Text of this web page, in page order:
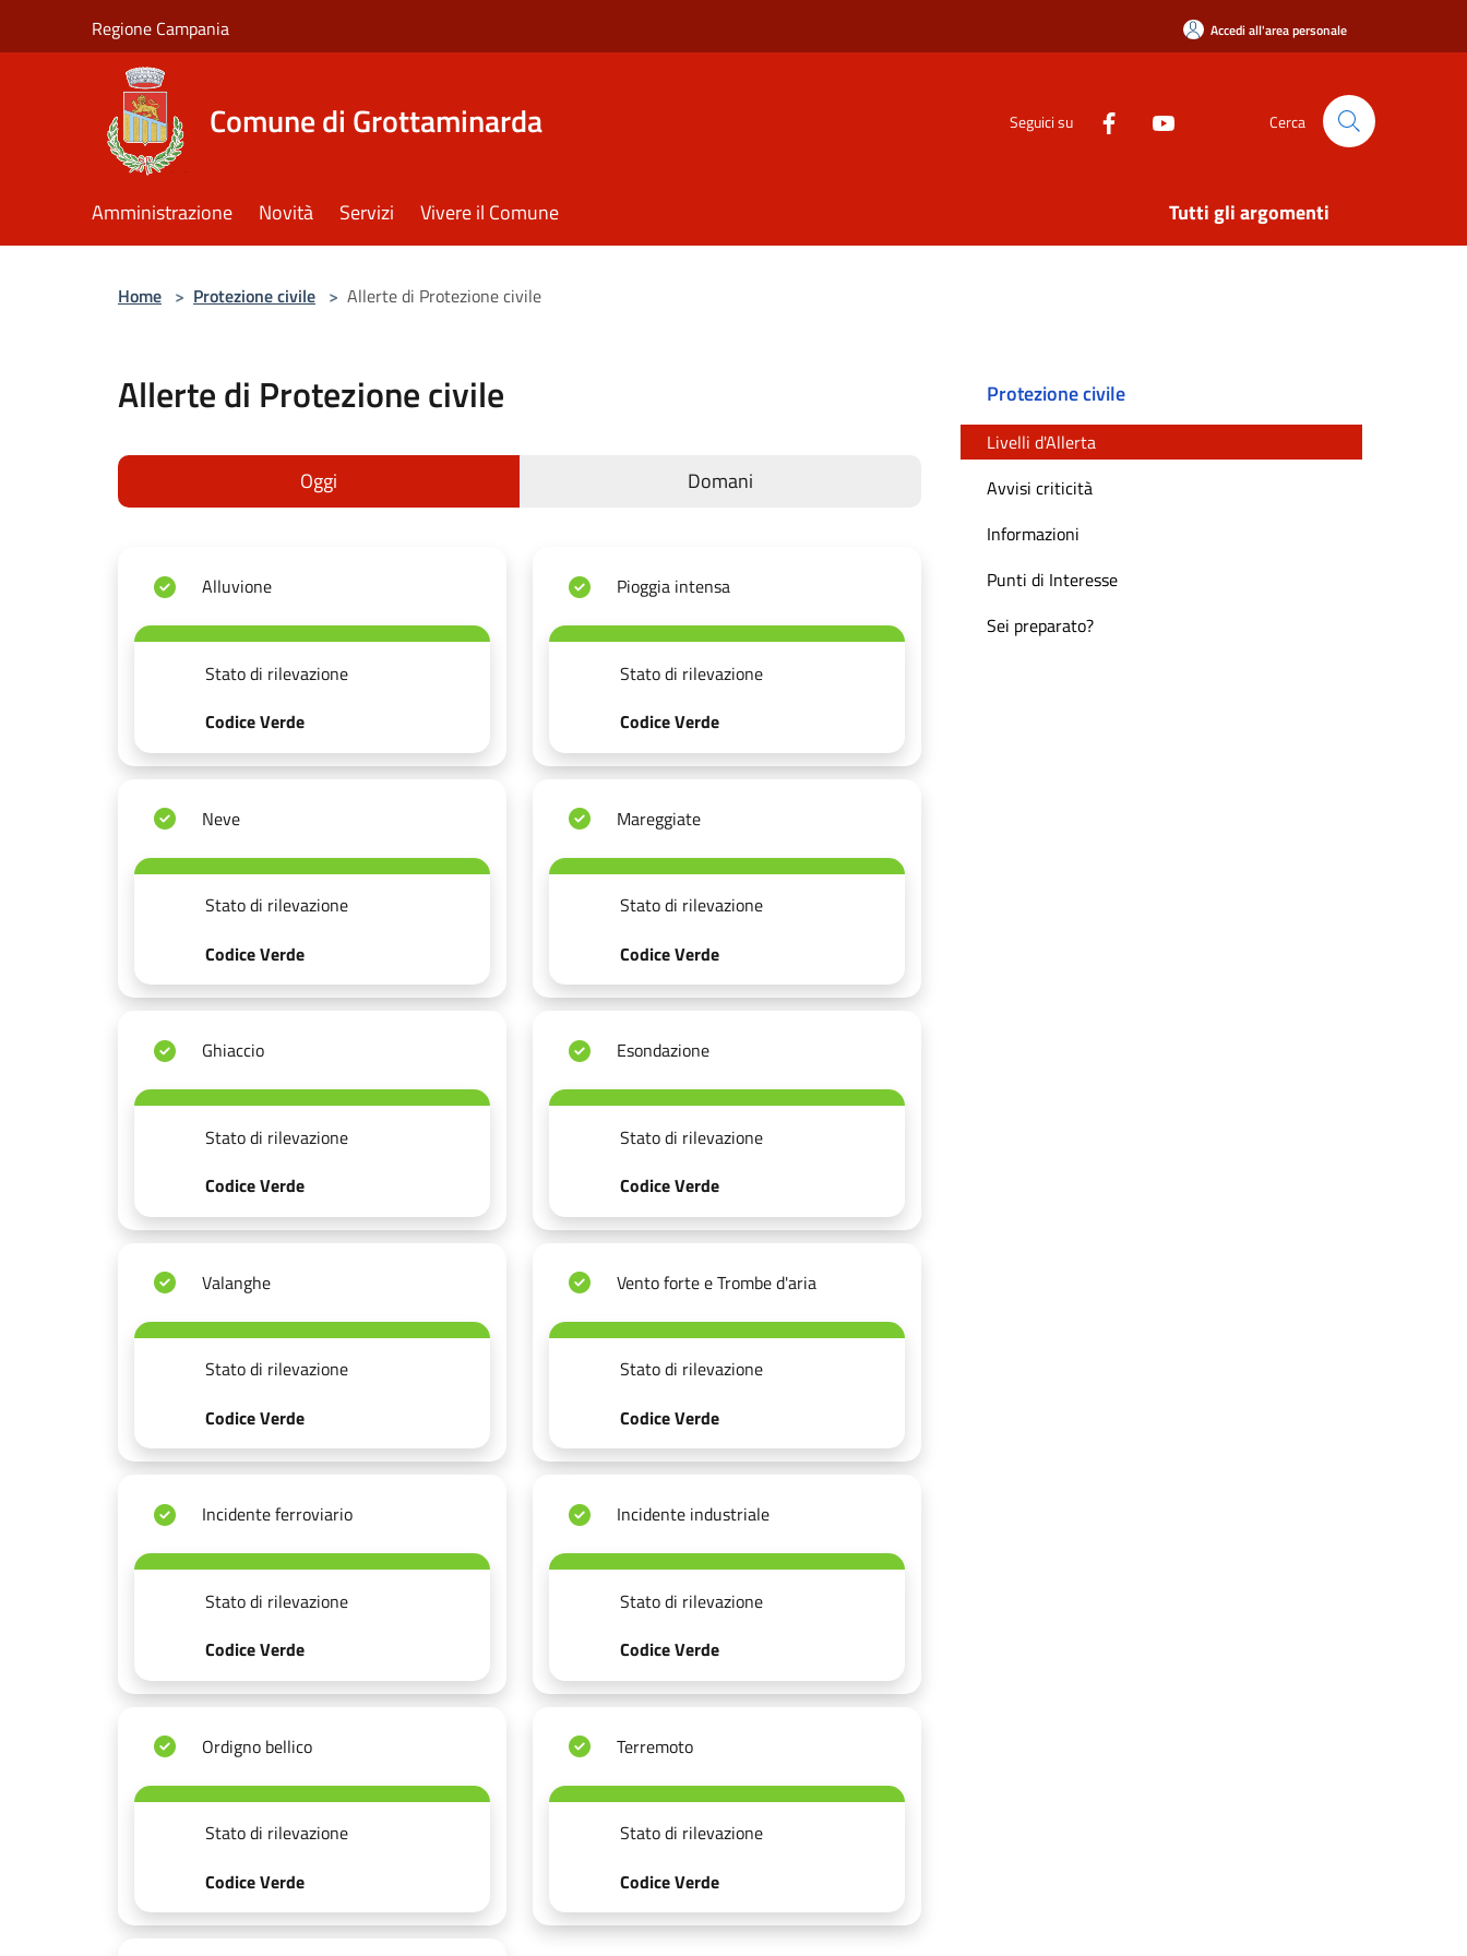
Regione Campania Accedi all'area personale
Comune di Grottaminarda Seguici su Cerca
Amministrazione Novità Servizi Vivere il Comune Tutti gli argomenti
Home > Protezione civile > Allerte di Protezione civile
Allerte di Protezione civile
Oggi Domani
Alluvione
Stato di rilevazione
Codice Verde
Pioggia intensa
Stato di rilevazione
Codice Verde
Neve
Stato di rilevazione
Codice Verde
Mareggiate
Stato di rilevazione
Codice Verde
Ghiaccio
Stato di rilevazione
Codice Verde
Esondazione
Stato di rilevazione
Codice Verde
Valanghe
Stato di rilevazione
Codice Verde
Vento forte e Trombe d'aria
Stato di rilevazione
Codice Verde
Incidente ferroviario
Stato di rilevazione
Codice Verde
Incidente industriale
Stato di rilevazione
Codice Verde
Ordigno bellico
Stato di rilevazione
Codice Verde
Terremoto
Stato di rilevazione
Codice Verde
Protezione civile
Livelli d'Allerta
Avvisi criticità
Informazioni
Punti di Interesse
Sei preparato?